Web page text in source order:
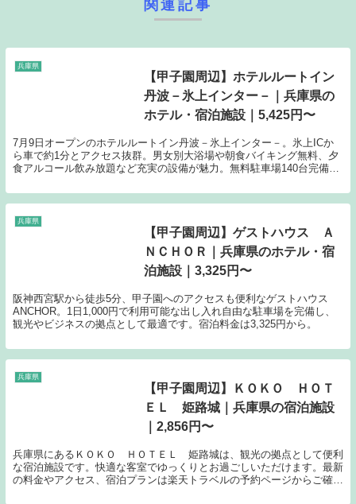
関連記事
兵庫県
【甲子園周辺】ホテルルートイン
丹波－氷上インター－｜兵庫県の
ホテル・宿泊施設｜5,425円〜
7月9日オープンのホテルルートイン丹波－氷上インター－。氷上ICか
ら車で約1分とアクセス抜群。男女別大浴場や朝食バイキング無料、夕
食アルコール飲み放題など充実の設備が魅力。無料駐車場140台完備
兵庫県
【甲子園周辺】ゲストハウス Ａ
ＮＣＨＯＲ｜兵庫県のホテル・宿
泊施設｜3,325円〜
阪神西宮駅から徒歩5分、甲子園へのアクセスも便利なゲストハウス
ANCHOR。1日1,000円で利用可能な出し入れ自由な駐車場を完備し、
観光やビジネスの拠点として最適です。宿泊料金は3,325円から。
兵庫県
【甲子園周辺】ＫＯＫＯ ＨＯＴ
ＥＬ 姫路城｜兵庫県の宿泊施設
｜2,856円〜
兵庫県にあるＫＯＫＯ ＨＯＴＥＬ 姫路城は、観光の拠点として便利
な宿泊施設です。快適な客室でゆっくりとお過ごしいただけます。最新
の料金やアクセス、宿泊プランは楽天トラベルの予約ページからご確認